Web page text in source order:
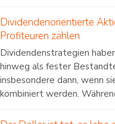
Dividendenorientierte
Profiteuren zählen
Dividendenstrategien
hinweg als fester
insbesondere dann, wenn
kombiniert werden.